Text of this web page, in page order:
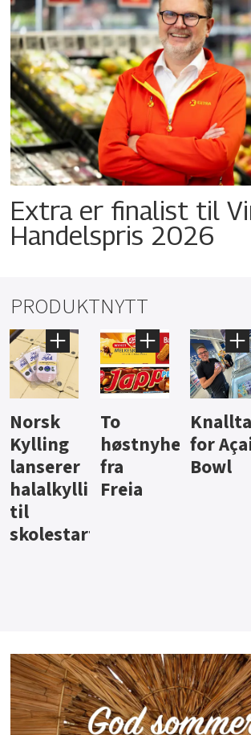
Extra er finalist til
Handelspris 2026
PRODUKTNYTT
Knalltall
for Açai
Bowl
Aass vil
bli
førstevalg
i lite-
Brus og
jus fra